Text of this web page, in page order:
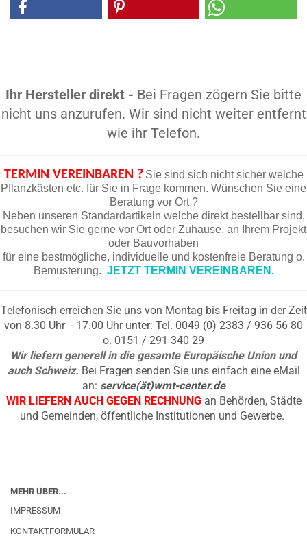
Ihr Hersteller direkt - Bei Fragen zögern Sie bitte
nicht uns anzurufen. Wir sind nicht weiter entfernt
wie ihr Telefon.
TERMIN VEREINBAREN ? Sie sind sich nicht sicher welche
Pflanzkästen etc. für Sie in Frage kommen. Wünschen Sie eine
Beratung vor Ort ?
Neben unseren Standardartikeln welche direkt bestellbar sind,
besuchen wir Sie gerne vor Ort oder Zuhause, an Ihrem Projekt
oder Bauvorhaben
für eine bestmögliche, individuelle und kostenfreie Beratung o.
Bemusterung. JETZT TERMIN VEREINBAREN.
Telefonisch erreichen Sie uns von Montag bis Freitag in der Zeit
von 8.30 Uhr - 17.00 Uhr unter: Tel. 0049 (0) 2383 / 936 56 80
o. 0151 / 291 340 29
Wir liefern generell in die gesamte Europäische Union und
auch Schweiz. Bei Fragen senden Sie uns einfach eine eMail
an: service(ät)wmt-center.de
WIR LIEFERN AUCH GEGEN RECHNUNG an Behörden, Städte
und Gemeinden, öffentliche Institutionen und Gewerbe.
MEHR ÜBER...
IMPRESSUM
KONTAKTFORMULAR